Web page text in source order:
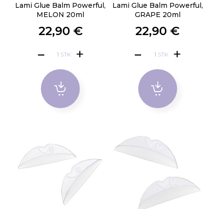
Lami Glue Balm Powerful,
MELON 20ml
22,90 €
STK
Lami Glue Balm Powerful,
GRAPE 20ml
22,90 €
STK